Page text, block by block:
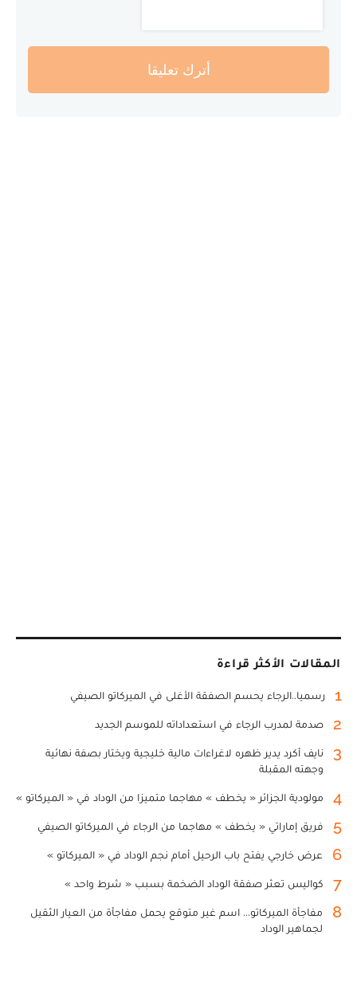
أترك تعليقا
المقالات الأكثر قراءة
1 رسميا..الرجاء يحسم الصفقة الأغلى في الميركاتو الصيفي
2 صدمة لمدرب الرجاء في استعداداته للموسم الجديد
3
نايف أكرد يدير ظهره لاغراءات مالية خليجية ويختار بصفة نهائية
وجهته المقبلة
4 مولودية الجزائر « يخطف » مهاجما متميزا من الوداد في « الميركاتو »
5 فريق إماراتي « يخطف » مهاجما من الرجاء في الميركاتو الصيفي
6 عرض خارجي يفتح باب الرحيل أمام نجم الوداد في « الميركاتو »
7 كواليس تعثر صفقة الوداد الضخمة بسبب « شرط واحد »
8
مفاجأة الميركاتو... اسم غير متوقع يحمل مفاجأة من العيار الثقيل
لجماهير الوداد